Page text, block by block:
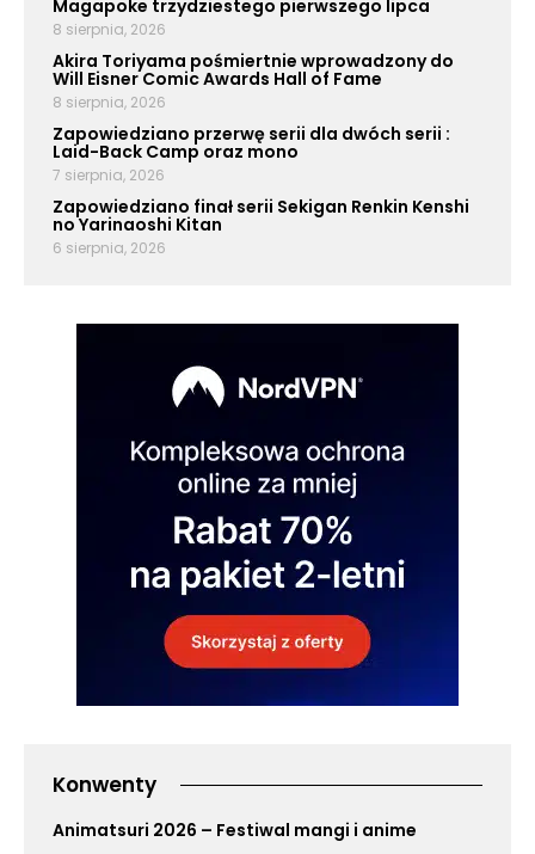
Magapoke trzydziestego pierwszego lipca
8 sierpnia, 2026
Akira Toriyama pośmiertnie wprowadzony do
Will Eisner Comic Awards Hall of Fame
8 sierpnia, 2026
Zapowiedziano przerwę serii dla dwóch serii :
Laid-Back Camp oraz mono
7 sierpnia, 2026
Zapowiedziano finał serii Sekigan Renkin Kenshi
no Yarinaoshi Kitan
6 sierpnia, 2026
Konwenty
Animatsuri 2026 – Festiwal mangi i anime